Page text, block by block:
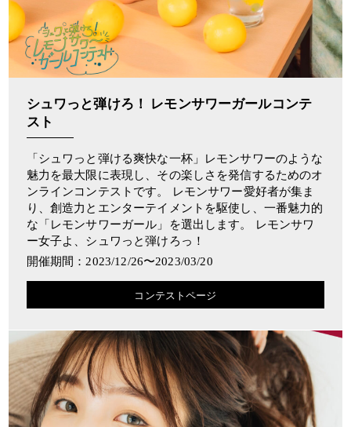
シュワっと弾けろ！ レモンサワーガールコンテ
スト
「シュワっと弾ける爽快な一杯」レモンサワーのような
魅力を最大限に表現し、その楽しさを発信するためのオ
ンラインコンテストです。 レモンサワー愛好者が集ま
り、創造力とエンターテイメントを駆使し、一番魅力的
な「レモンサワーガール」を選出します。 レモンサワ
ー女子よ、シュワっと弾けろっ！
開催期間：2023/12/26〜2023/03/20
コンテストページ